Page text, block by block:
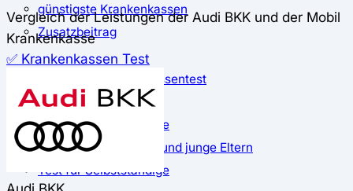
günstigste Krankenkassen
Zusatzbeitrag
✅ Krankenkassen Test
Der große Krankenkassentest
Test für Studierende
Test für Auszubildende
Test für Schwangere und junge Eltern
Test für Selbstständige
Vergleich der Leistungen der Audi BKK und der Mobil
Krankenkasse